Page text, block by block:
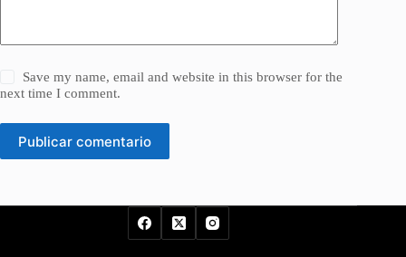
Save my name, email and website in this browser for the
next time I comment.
Publicar comentario